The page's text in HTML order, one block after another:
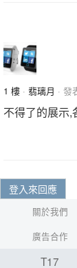
1 樓 · 翡璃月 · 發
不得了的展示,
登入來回應
關於我們
廣告合作
T17